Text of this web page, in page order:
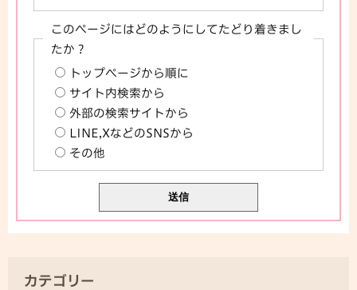
このページにはどのようにしてたどり着きまし
たか？
トップページから順に
サイト内検索から
外部の検索サイトから
LINE,XなどのSNSから
その他
カテゴリー